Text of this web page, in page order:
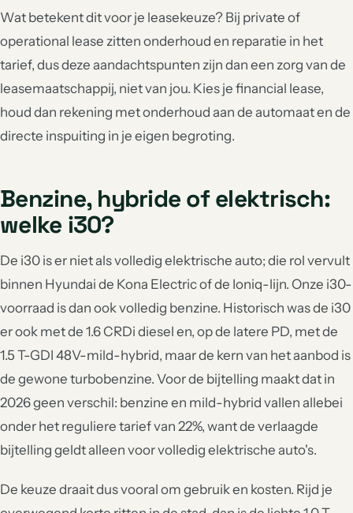
Wat betekent dit voor je leasekeuze? Bij private of
operational lease zitten onderhoud en reparatie in het
tarief, dus deze aandachtspunten zijn dan een zorg van de
leasemaatschappij, niet van jou. Kies je financial lease,
houd dan rekening met onderhoud aan de automaat en de
directe inspuiting in je eigen begroting.
Benzine, hybride of elektrisch:
welke i30?
De i30 is er niet als volledig elektrische auto; die rol vervult
binnen Hyundai de Kona Electric of de Ioniq-lijn. Onze i30-
voorraad is dan ook volledig benzine. Historisch was de i30
er ook met de 1.6 CRDi diesel en, op de latere PD, met de
1.5 T-GDI 48V-mild-hybrid, maar de kern van het aanbod is
de gewone turbobenzine. Voor de bijtelling maakt dat in
2026 geen verschil: benzine en mild-hybrid vallen allebei
onder het reguliere tarief van 22%, want de verlaagde
bijtelling geldt alleen voor volledig elektrische auto's.
De keuze draait dus vooral om gebruik en kosten. Rijd je